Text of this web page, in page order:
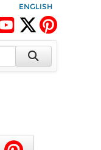
ENGLISH